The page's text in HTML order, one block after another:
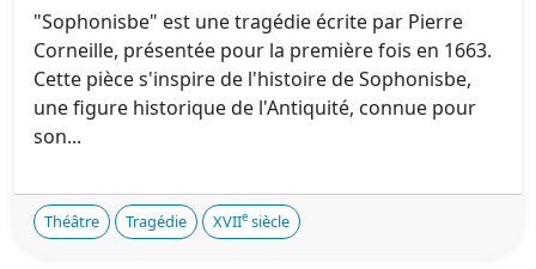
"Sophonisbe" est une tragédie écrite par Pierre
Corneille, présentée pour la première fois en 1663.
Cette pièce s'inspire de l'histoire de Sophonisbe,
une figure historique de l'Antiquité, connue pour
son...
Théâtre Tragédie XVIIe siècle